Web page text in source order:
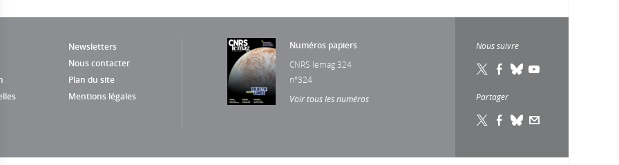
Newsletters
Nous contacter
Plan du site
Mentions légales
Numéros papiers
CNRS lemag 324
n°324
Voir tous les numéros
Nous suivre
Partager